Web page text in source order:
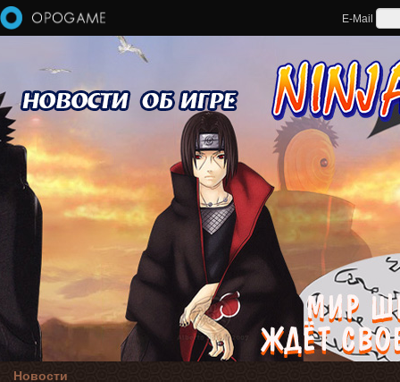
Перейти к основному содержанию
E-Mail
Новости